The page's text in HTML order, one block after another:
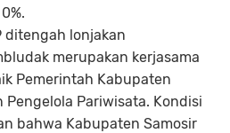
ditengah lonjakan
merupakan kerjasama
Pemerintah Kabupaten
Pengelola Pariwisata. Kondisi
bahwa Kabupaten Samosir